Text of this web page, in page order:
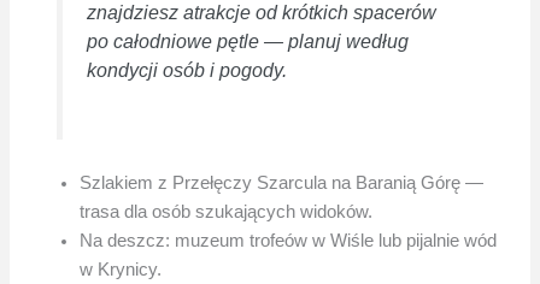
znajdziesz atrakcje od krótkich spacerów
po całodniowe pętle — planuj według
kondycji osób i pogody.
Szlakiem z Przełęczy Szarcula na Baranią Górę —
trasa dla osób szukających widoków.
Na deszcz: muzeum trofeów w Wiśle lub pijalnie wód
w Krynicy.